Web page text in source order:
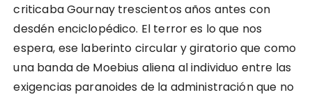
criticaba Gournay trescientos años antes con
desdén enciclopédico. El terror es lo que nos
espera, ese laberinto circular y giratorio que como
una banda de Moebius aliena al individuo entre las
exigencias paranoides de la administración que no